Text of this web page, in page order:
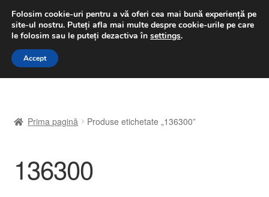
LIVRARE de la 33 lei
luni-vineri 9 a.m. - 4 p.m.031 229 6816
Sari
Sari
A lua legatura
Contul meu
Prima pagină Produse etichetate „136300”
136300
Folosim cookie-uri pentru a vă oferi cea mai bună experiență pe
site-ul nostru. Puteți afla mai multe despre cookie-urile pe care
le folosim sau le puteți dezactiva în settings.
Accept